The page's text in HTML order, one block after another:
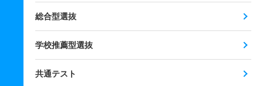
総合型選抜
学校推薦型選抜
共通テスト